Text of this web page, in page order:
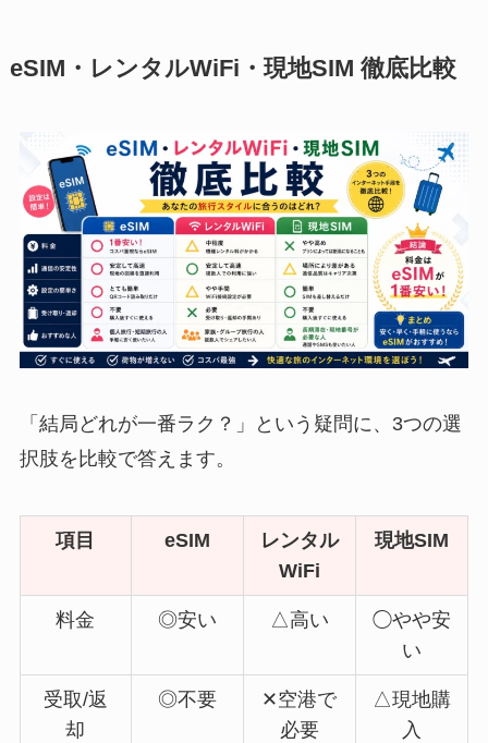
eSIM・レンタルWiFi・現地SIM 徹底比較
「結局どれが一番ラク？」という疑問に、3つの選
択肢を比較で答えます。
項目 eSIM
レンタル
WiFi
現地SIM
料金 ◎安い △高い
◯やや安
い
受取/返
却
◎不要
✕空港で
必要
△現地購
入